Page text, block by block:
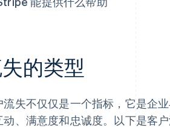
的类型
流失不仅仅是一个指标，它是企
动、满意度和忠诚度。以下是客